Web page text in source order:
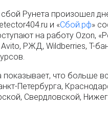
Рунета произошел
и «Сбой.рф»
на работу Ozon,
Avito, РЖД, Wildberries, Т-
показывает, что больше
Петербурга,
Свердловской,